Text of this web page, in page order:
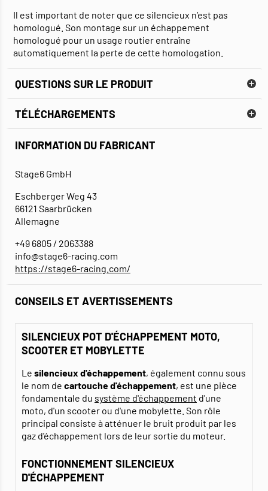
Il est important de noter que ce silencieux n’est pas
homologué. Son montage sur un échappement
homologué pour un usage routier entraîne
automatiquement la perte de cette homologation.
QUESTIONS SUR LE PRODUIT
TÉLÉCHARGEMENTS
FICHE TECHNIQUE
INFORMATION DU FABRICANT
Stage6 GmbH
Eschberger Weg 43
66121 Saarbrücken
Allemagne
+49 6805 / 2063388
info@stage6-racing.com
https://stage6-racing.com/
CONSEILS ET AVERTISSEMENTS
SILENCIEUX POT D'ÉCHAPPEMENT MOTO,
SCOOTER ET MOBYLETTE
Le silencieux d'échappement, également connu sous
le nom de cartouche d'échappement, est une pièce
fondamentale du système d'échappement d'une
moto, d'un scooter ou d'une mobylette. Son rôle
principal consiste à atténuer le bruit produit par les
gaz d'échappement lors de leur sortie du moteur.
FONCTIONNEMENT SILENCIEUX
D'ÉCHAPPEMENT